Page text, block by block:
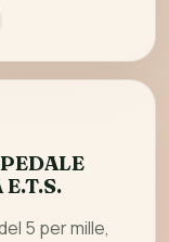
5 per mille,